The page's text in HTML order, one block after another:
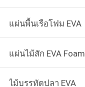
แผ่นพื้นเรือโฟม EVA
แผ่นไม้สัก EVA Foam
ไม้บรรทัดปลา EVA